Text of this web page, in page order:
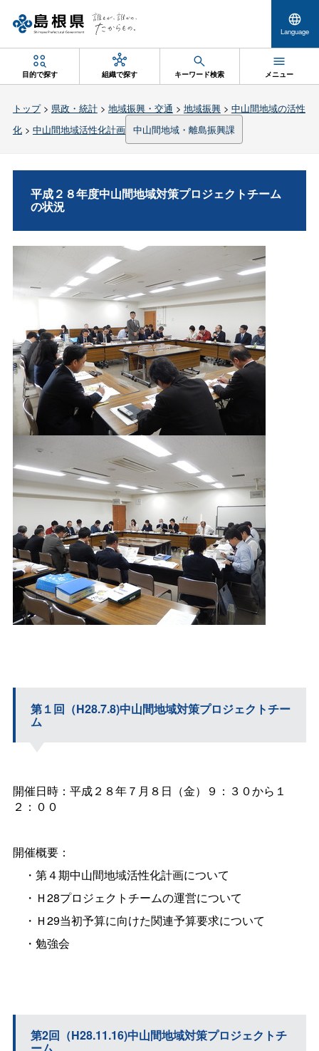
Language
目的で探す 組織で探す キーワード検索 メニュー
トップ> 県政・統計> 地域振興・交通 > 地域振興> 中山間地域の活性
化> 中山間地域活性化計画 中山間地域・離島振興課
平成２８年度中山間地域対策プロジェクトチーム
の状況
第１回（H28.7.8)中山間地域対策プロジェクトチー
ム
開催日時：平成２８年７月８日（金）９：３０から１
２：００
開催概要：
・第４期中山間地域活性化計画について
・Ｈ28プロジェクトチームの運営について
・Ｈ29当初予算に向けた関連予算要求について
・勉強会
第2回（H28.11.16)中山間地域対策プロジェクトチ